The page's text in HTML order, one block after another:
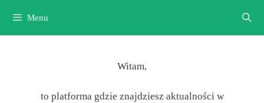
treści
Menu
Witam,
to platforma gdzie znajdziesz aktualności w